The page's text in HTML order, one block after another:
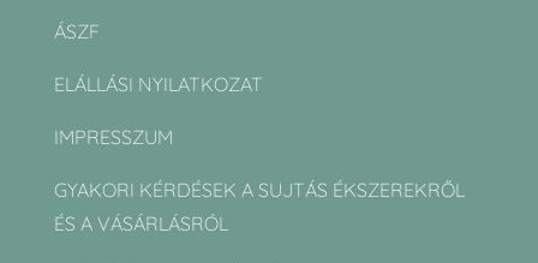
ÁSZF
ELÁLLÁSI NYILATKOZAT
IMPRESSZUM
GYAKORI KÉRDÉSEK A SUJTÁS ÉKSZEREKRŐL
ÉS A VÁSÁRLÁSRÓL